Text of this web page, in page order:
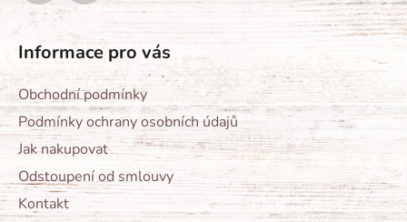
Informace pro vás
Obchodní podmínky
Podmínky ochrany osobních údajů
Jak nakupovat
Odstoupení od smlouvy
Kontakt